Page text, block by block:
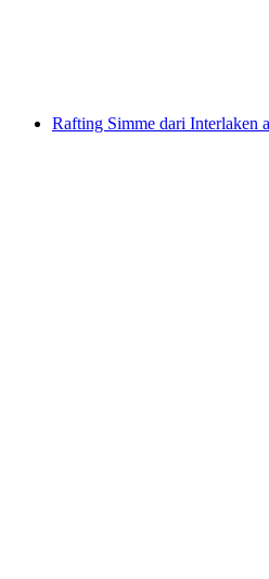
Rafting Simme dari Interlaken